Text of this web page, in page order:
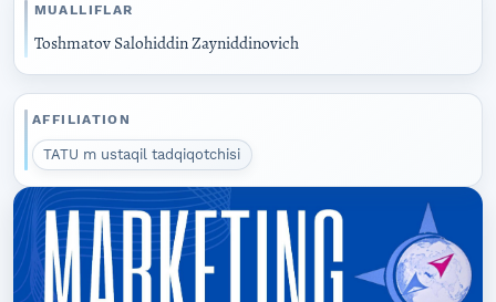
MUALLIFLAR
Toshmatov Salohiddin Zayniddinovich
AFFILIATION
TATU m ustaqil tadqiqotchisi